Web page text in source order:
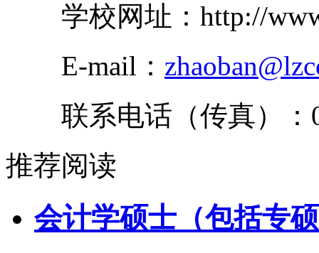
学校网址：http://
E-mail：
联系电话（传真）：
推荐阅读
会计学硕士（包括专